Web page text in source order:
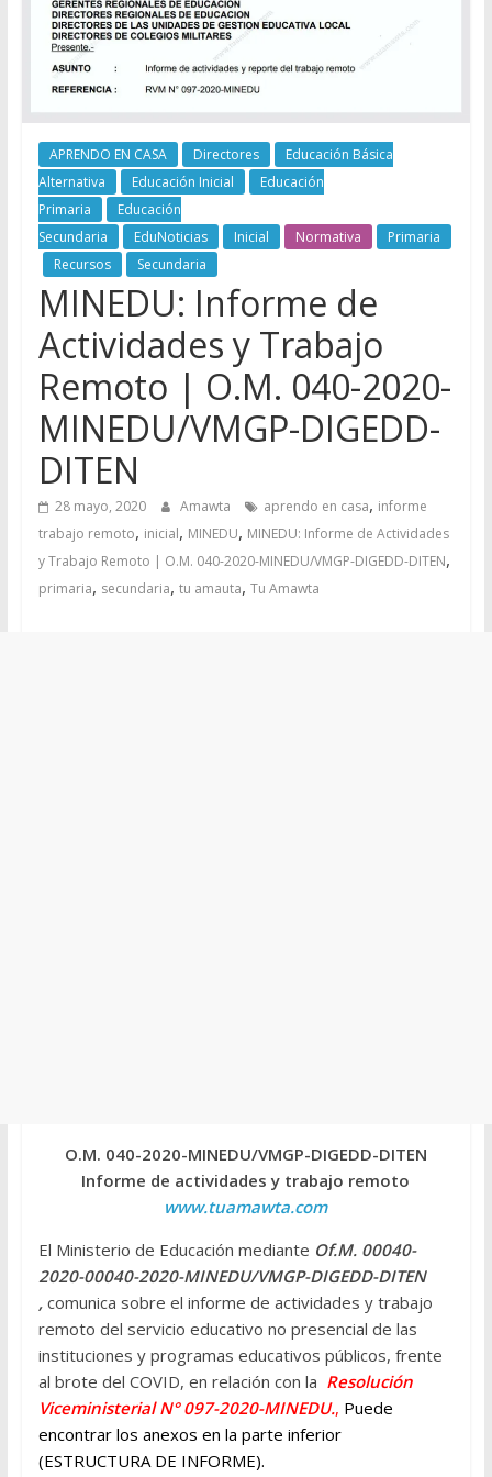
APRENDO EN CASA Directores
Educación Básica
Alternativa
Educación Inicial
Educación
Primaria
Educación
Secundaria
EduNoticias Inicial Normativa
Primaria
Recursos
Secundaria
MINEDU: Informe de
Actividades y Trabajo
Remoto | O.M. 040-2020-
MINEDU/VMGP-DIGEDD-
DITEN
28 mayo, 2020 Amawta aprendo en casa, informe
trabajo remoto, inicial, MINEDU, MINEDU: Informe de Actividades
y Trabajo Remoto | O.M. 040-2020-MINEDU/VMGP-DIGEDD-DITEN,
primaria, secundaria, tu amauta, Tu Amawta
O.M. 040-2020-MINEDU/VMGP-DIGEDD-DITEN
Informe de actividades y trabajo remoto
www.tuamawta.com
El Ministerio de Educación mediante Of.M. 00040-
2020-00040-2020-MINEDU/VMGP-DIGEDD-DITEN
, comunica sobre el informe de actividades y trabajo
remoto del servicio educativo no presencial de las
instituciones y programas educativos públicos, frente
al brote del COVID, en relación con la Resolución
Viceministerial N° 097-2020-MINEDU., Puede
encontrar los anexos en la parte inferior
(ESTRUCTURA DE INFORME).